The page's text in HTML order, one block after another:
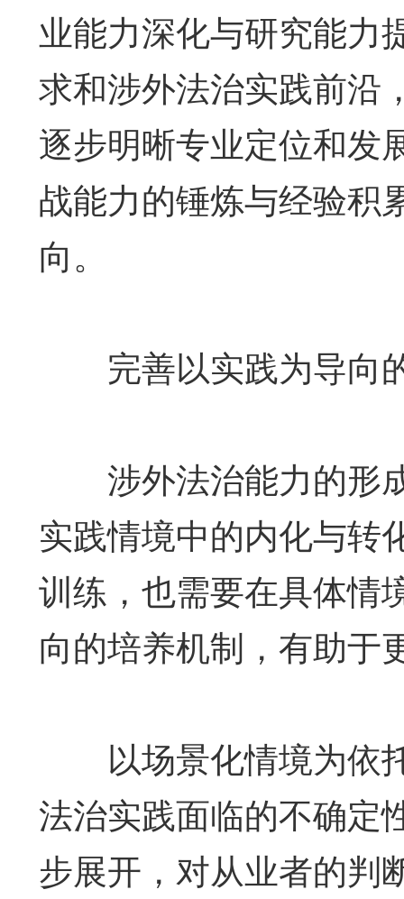
业能力深化与研究能力
求和涉外法治实践前沿
逐步明晰专业定位和发
战能力的锤炼与经验积
向。
完善以实践为导向
涉外法治能力的形
实践情境中的内化与转
训练，也需要在具体情
向的培养机制，有助于
以场景化情境为依
法治实践面临的不确定
步展开，对从业者的判